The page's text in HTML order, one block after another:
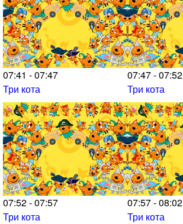
07:41 - 07:47
Три кота
07:47 - 07:52
Три кота
07:52 - 07:57
Три кота
07:57 - 08:02
Три кота